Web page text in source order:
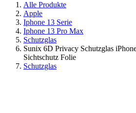
Alle Produkte
Apple
Iphone 13 Serie
Iphone 13 Pro Max
Schutzglas
Sunix 6D Privacy Schutzglas
Sichtschutz Folie
Schutzglas